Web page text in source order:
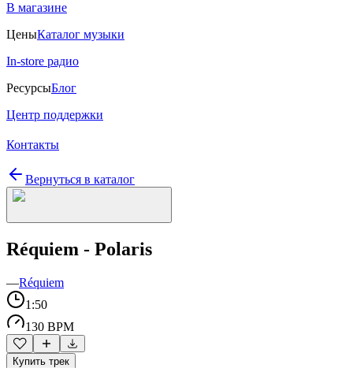
В магазине
ЦеныКаталог музыки
In-store радио
РесурсыБлог
Центр поддержки
Контакты
Вернуться в каталог
Réquiem - Polaris
—Réquiem
1:50
130 BPM
Купить трек